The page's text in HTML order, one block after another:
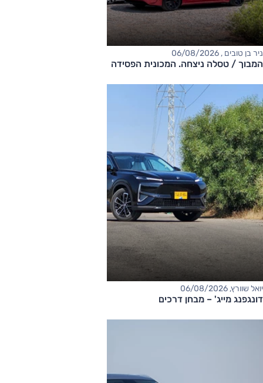
ניר בן טובים , 06/08/2026
המבוך / טסלה ניצחה. המכונית הפסידה
יואל שוורץ, 06/08/2026
דונגפנג מייג' – מבחן דרכים